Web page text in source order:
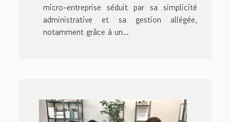
micro-entreprise séduit par sa simplicité
administrative et sa gestion allégée,
notamment grâce à un...